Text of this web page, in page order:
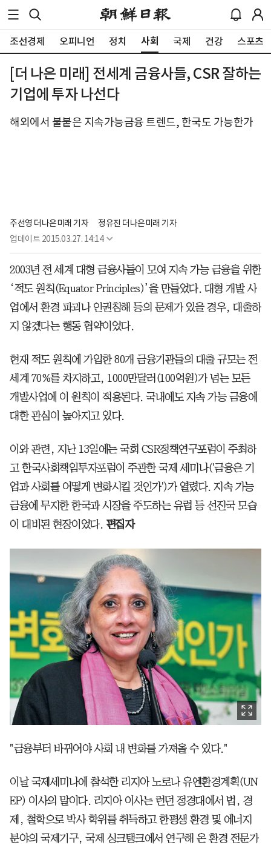
조선경제 오피니언 정치 사회 국제 건강 스포츠
[더 나은 미래] 전세계 금융사들, CSR 잘하는
기업에 투자 나선다
해외에서 불붙은 지속가능금융 트렌드, 한국도 가능한가
주선영 더나은미래 기자
정유진 더나은미래 기자
업데이트 2015.03.27. 14:14
2003년 전 세계 대형 금융사들이 모여 지속 가능 금융을 위한
‘적도 원칙(Equator Principles)’을 만들었다. 대형 개발 사
업에서 환경 파괴나 인권침해 등의 문제가 있을 경우, 대출하
지 않겠다는 행동 협약이었다.
현재 적도 원칙에 가입한 80개 금융기관들의 대출 규모는 전
세계 70%를 차지하고, 1000만달러(100억원)가 넘는 모든
개발사업에 이 원칙이 적용된다. 국내에도 지속 가능 금융에
대한 관심이 높아지고 있다.
이와 관련, 지난 13일에는 국회 CSR정책연구포럼이 주최하
고 한국사회책임투자포럼이 주관한 국제 세미나('금융은 기
업과 사회를 어떻게 변화시킬 것인가')가 열렸다. 지속 가능
금융에 무지한 한국과 시장을 주도하는 유럽 등 선진국 모습
이 대비된 현장이었다. 편집자
"금융부터 바뀌어야 사회 내 변화를 가져올 수 있다."
이날 국제세미나에 참석한 리지아 노로나유엔환경계획(UN
EP) 이사의 말이다. 리지아 이사는 런던 정경대에서 법, 경
제, 철학으로 박사 학위를 취득하고 한평생 환경 및 에너지
분야의 국제기구, 국제 싱크탱크에서 연구해 온 환경 전문가